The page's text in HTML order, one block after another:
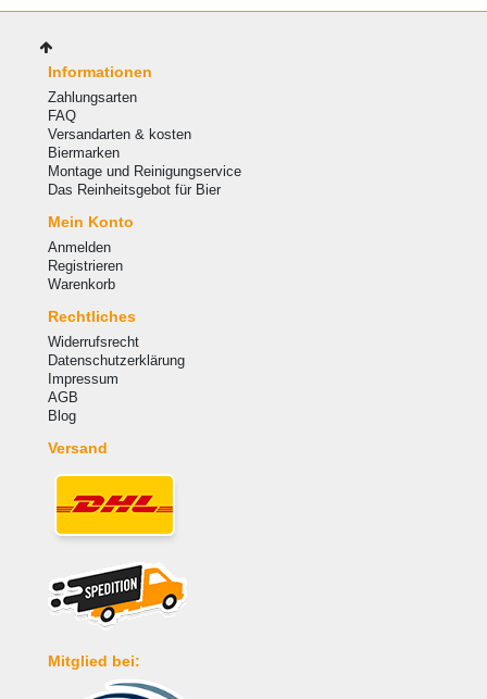
Informationen
Zahlungsarten
FAQ
Versandarten & kosten
Biermarken
Montage und Reinigungservice
Das Reinheitsgebot für Bier
Mein Konto
Anmelden
Registrieren
Warenkorb
Rechtliches
Widerrufsrecht
Datenschutzerklärung
Impressum
AGB
Blog
Versand
Mitglied bei: